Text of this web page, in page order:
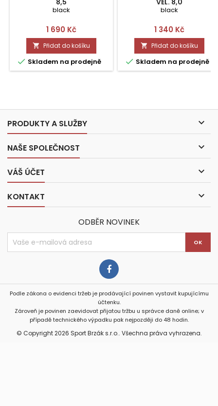
8,5
black
Cena
1 690 Kč
 Přidat do košíku
 Skladem na prodejně
VEL. 8,0
black
Cena
1 340 Kč
 Přidat do košíku
 Skladem na prodejně
PRODUKTY A SLUŽBY 
NAŠE SPOLEČNOST 
VÁŠ ÚČET 
KONTAKT 
ODBĚR NOVINEK
Podle zákona o evidenci tržeb je prodávající povinen vystavit kupujícímu
účtenku.
Zároveň je povinen zaevidovat přijatou tržbu u správce daně online; v
případě technického výpadku pak nejpozději do 48 hodin.
© Copyright 2026 Sport Brzák s.r.o.. Všechna práva vyhrazena.